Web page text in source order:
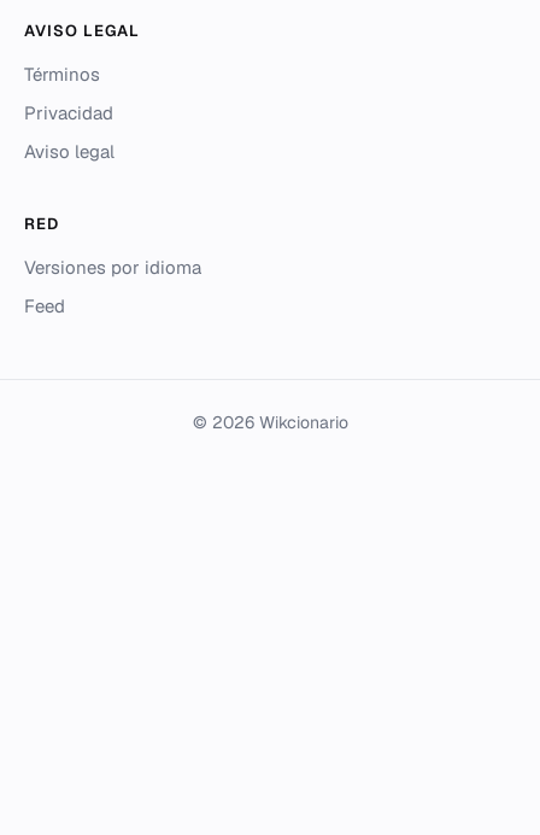
AVISO LEGAL
Términos
Privacidad
Aviso legal
RED
Versiones por idioma
Feed
© 2026 Wikcionario